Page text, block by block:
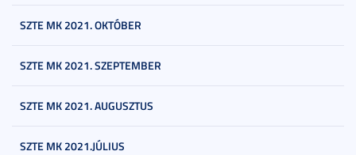
SZTE MK 2021. OKTÓBER
SZTE MK 2021. SZEPTEMBER
SZTE MK 2021. AUGUSZTUS
SZTE MK 2021.JÚLIUS